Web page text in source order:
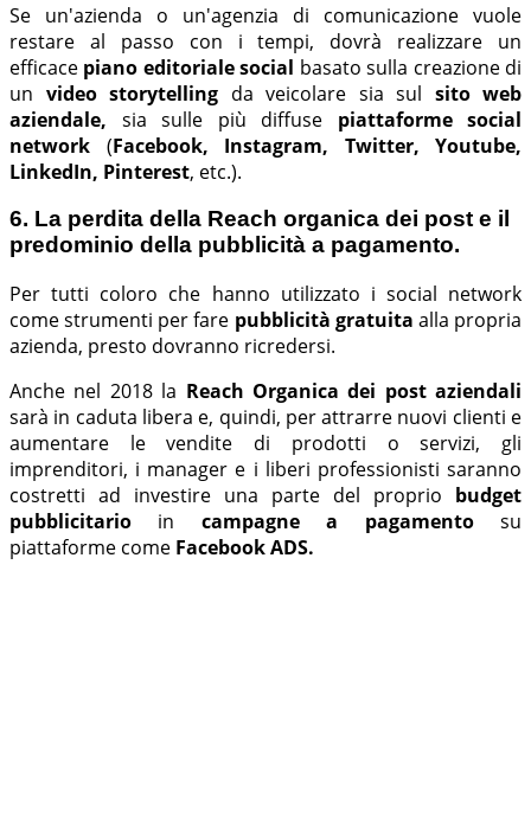
Se un'azienda o un'agenzia di comunicazione vuole
restare al passo con i tempi, dovrà realizzare un
efficace piano editoriale social basato sulla creazione di
un video storytelling da veicolare sia sul sito web
aziendale, sia sulle più diffuse piattaforme social
network (Facebook, Instagram, Twitter, Youtube,
LinkedIn, Pinterest, etc.).
6. La perdita della Reach organica dei post e il
predominio della pubblicità a pagamento.
Per tutti coloro che hanno utilizzato i social network
come strumenti per fare pubblicità gratuita alla propria
azienda, presto dovranno ricredersi.
Anche nel 2018 la Reach Organica dei post aziendali
sarà in caduta libera e, quindi, per attrarre nuovi clienti e
aumentare le vendite di prodotti o servizi, gli
imprenditori, i manager e i liberi professionisti saranno
costretti ad investire una parte del proprio budget
pubblicitario in campagne a pagamentosu
piattaforme come Facebook ADS.